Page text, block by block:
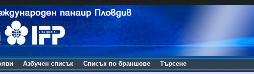
Азбучен списък Списък по браншове Търсене